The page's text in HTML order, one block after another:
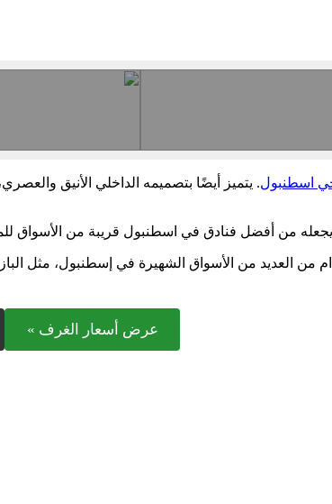
اسطنبول. يتميز أيضًا بتصميمه الداخلي الأنيق
من أفضل فنادق في اسطنبول قريبة من الأسواق
العديد من الأسواق الشهيرة في إسطنبول، مثل
عرض أسعار الغرف »